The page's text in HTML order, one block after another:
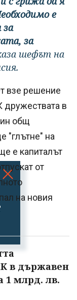
е
за
за
шефът на
взе решение
дружествата в
общ
"глътне" на
е капиталът
от
на новия
в държавен
1 млрд. лв.